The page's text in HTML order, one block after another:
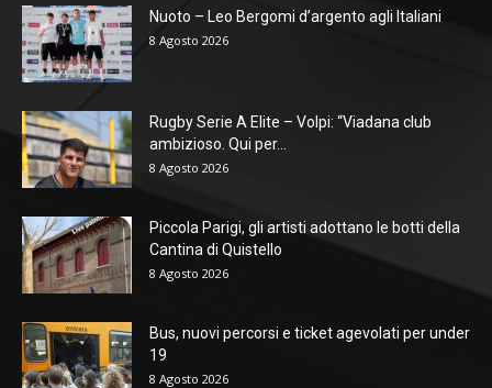
Nuoto – Leo Bergomi d’argento agli Italiani
8 Agosto 2026
Rugby Serie A Elite – Volpi: “Viadana club
ambizioso. Qui per...
8 Agosto 2026
Piccola Parigi, gli artisti adottano le botti della
Cantina di Quistello
8 Agosto 2026
Bus, nuovi percorsi e ticket agevolati per under
19
8 Agosto 2026